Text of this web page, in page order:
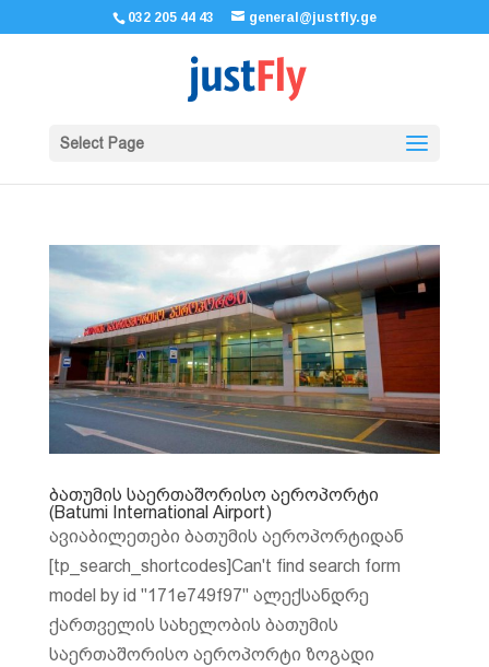
032 205 44 43 general@justfly.ge
Select Page
ბათუმის საერთაშორისო აეროპორტი
(Batumi International Airport)
ავიაბილეთები ბათუმის აეროპორტიდან
[tp_search_shortcodes]Can't find search form
model by id "171e749f97" ალექსანდრე
ქართველის სახელობის ბათუმის
საერთაშორისო აეროპორტი ზოგადი